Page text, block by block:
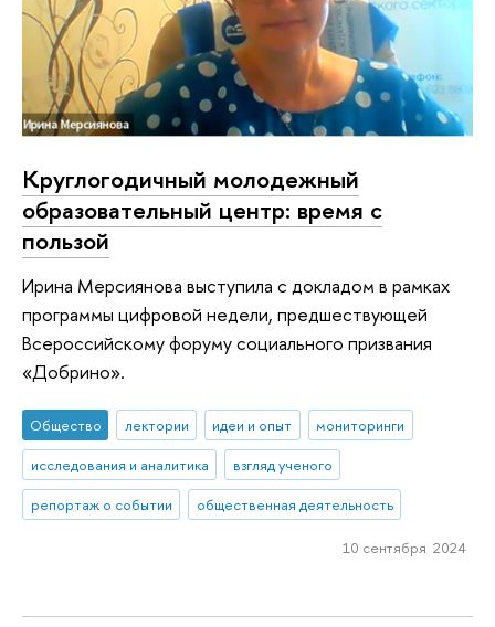
Круглогодичный молодежный
образовательный центр: время с
пользой
Ирина Мерсиянова выступила с докладом в рамках
программы цифровой недели, предшествующей
Всероссийскому форуму социального призвания
«Добрино».
Общество лектории идеи и опыт
мониторинги
исследования и аналитика
взгляд ученого
репортаж о событии
общественная деятельность
10 сентября 2024